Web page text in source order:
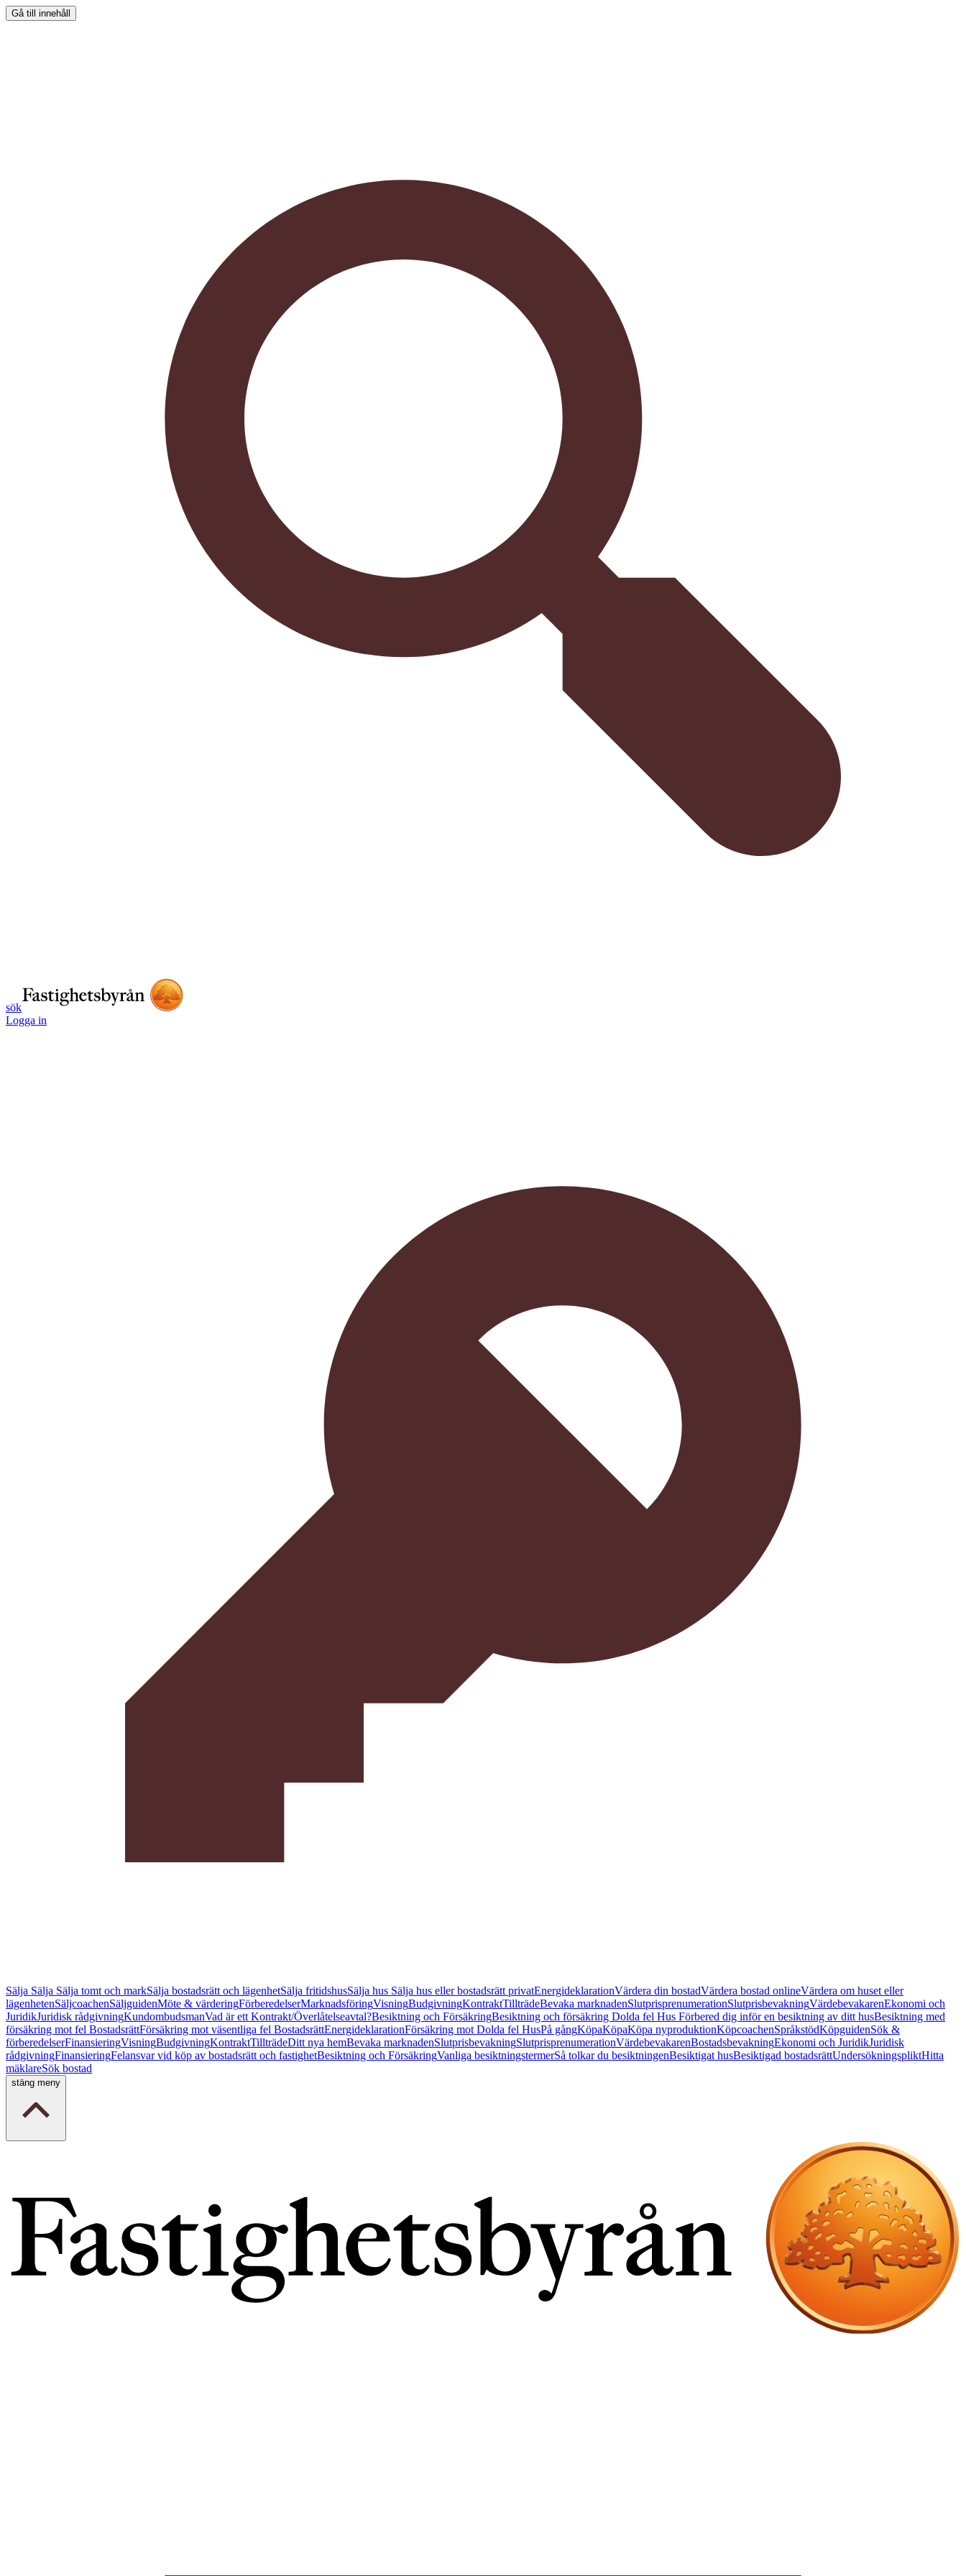
Gå till innehåll
sök
Logga in
Sälja Sälja Sälja tomt och markSälja bostadsrätt och lägenhetSälja fritidshusSälja hus Sälja hus eller bostadsrätt privatEnergideklarationVärdera din bostadVärdera bostad onlineVärdera om huset eller
lägenhetenSäljcoachenSäljguidenMöte & värderingFörberedelserMarknadsföringVisningBudgivningKontraktTillträdeBevaka marknadenSlutprisprenumerationSlutprisbevakningVärdebevakarenEkonomi och
JuridikJuridisk rådgivningKundombudsmanVad är ett Kontrakt/Överlåtelseavtal?Besiktning och FörsäkringBesiktning och försäkring Dolda fel Hus Förbered dig inför en besiktning av ditt husBesiktning med
försäkring mot fel BostadsrättFörsäkring mot väsentliga fel BostadsrättEnergideklarationFörsäkring mot Dolda fel HusPå gångKöpaKöpaKöpa nyproduktionKöpcoachenSpråkstödKöpguidenSök &
förberedelserFinansieringVisningBudgivningKontraktTillträdeDitt nya hemBevaka marknadenSlutprisbevakningSlutprisprenumerationVärdebevakarenBostadsbevakningEkonomi och JuridikJuridisk
rådgivningFinansieringFelansvar vid köp av bostadsrätt och fastighetBesiktning och FörsäkringVanliga besiktningstermerSå tolkar du besiktningenBesiktigat husBesiktigad bostadsrättUndersökningspliktHitta
mäklareSök bostad
stäng meny